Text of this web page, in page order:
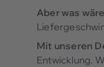
Aber was
Mit unseren
Entwicklung.